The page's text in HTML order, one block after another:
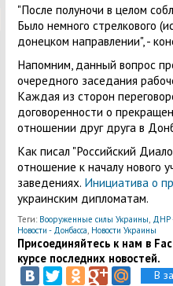
"После полуночи в целом
Было немного стрелкового
донецком направлении", -
Напомним, данный вопрос
очередного заседания
Каждая из сторон
договоренности о
отношении друг друга в
Как писал "Российский
отношение к началу нового
заведениях. Инициатива о
украинским дипломатам.
Теги: Вооруженные силы Украины ДНР
Новости - Донбасса Новости Украины
Присоединяйтесь к нам в
курсе последних новостей.
В